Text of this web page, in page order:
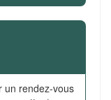
un rendez-vous